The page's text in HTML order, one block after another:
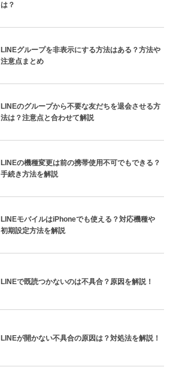
は？
LINEグループを非表示にする方法はある？方法や
注意点まとめ
LINEのグループから不要な友だちを退会させる方
法は？注意点と合わせて解説
LINEの機種変更は前の携帯使用不可でもできる？
手続き方法を解説
LINEモバイルはiPhoneでも使える？対応機種や
初期設定方法を解説
LINEで既読つかないのは不具合？原因を解説！
LINEが開かない不具合の原因は？対処法を解説！